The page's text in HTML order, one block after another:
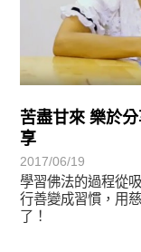
苦盡甘來 樂於
享
2017/06/19
學習佛法的過程從
行善變成習慣，用
了！